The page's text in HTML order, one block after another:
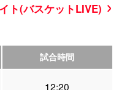
ト(バスケットLIVE)
試合時間
12:20